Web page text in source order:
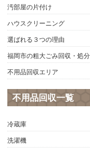
汚部屋の片付け
ハウスクリーニング
選ばれる３つの理由
福岡市の粗大ごみ回収・処分
不用品回収エリア
不用品回収一覧
冷蔵庫
洗濯機